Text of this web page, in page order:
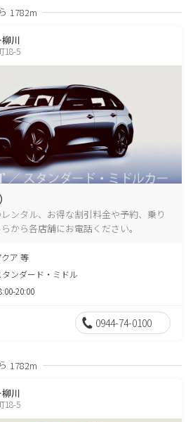
1782m
川
18-5
ンタル、お得な割引料金や予約、乗り
から各店舗にお電話ください。
クア 等
タンダード・ミドル
20:00
0944-74-0100
1782m
川
18-5